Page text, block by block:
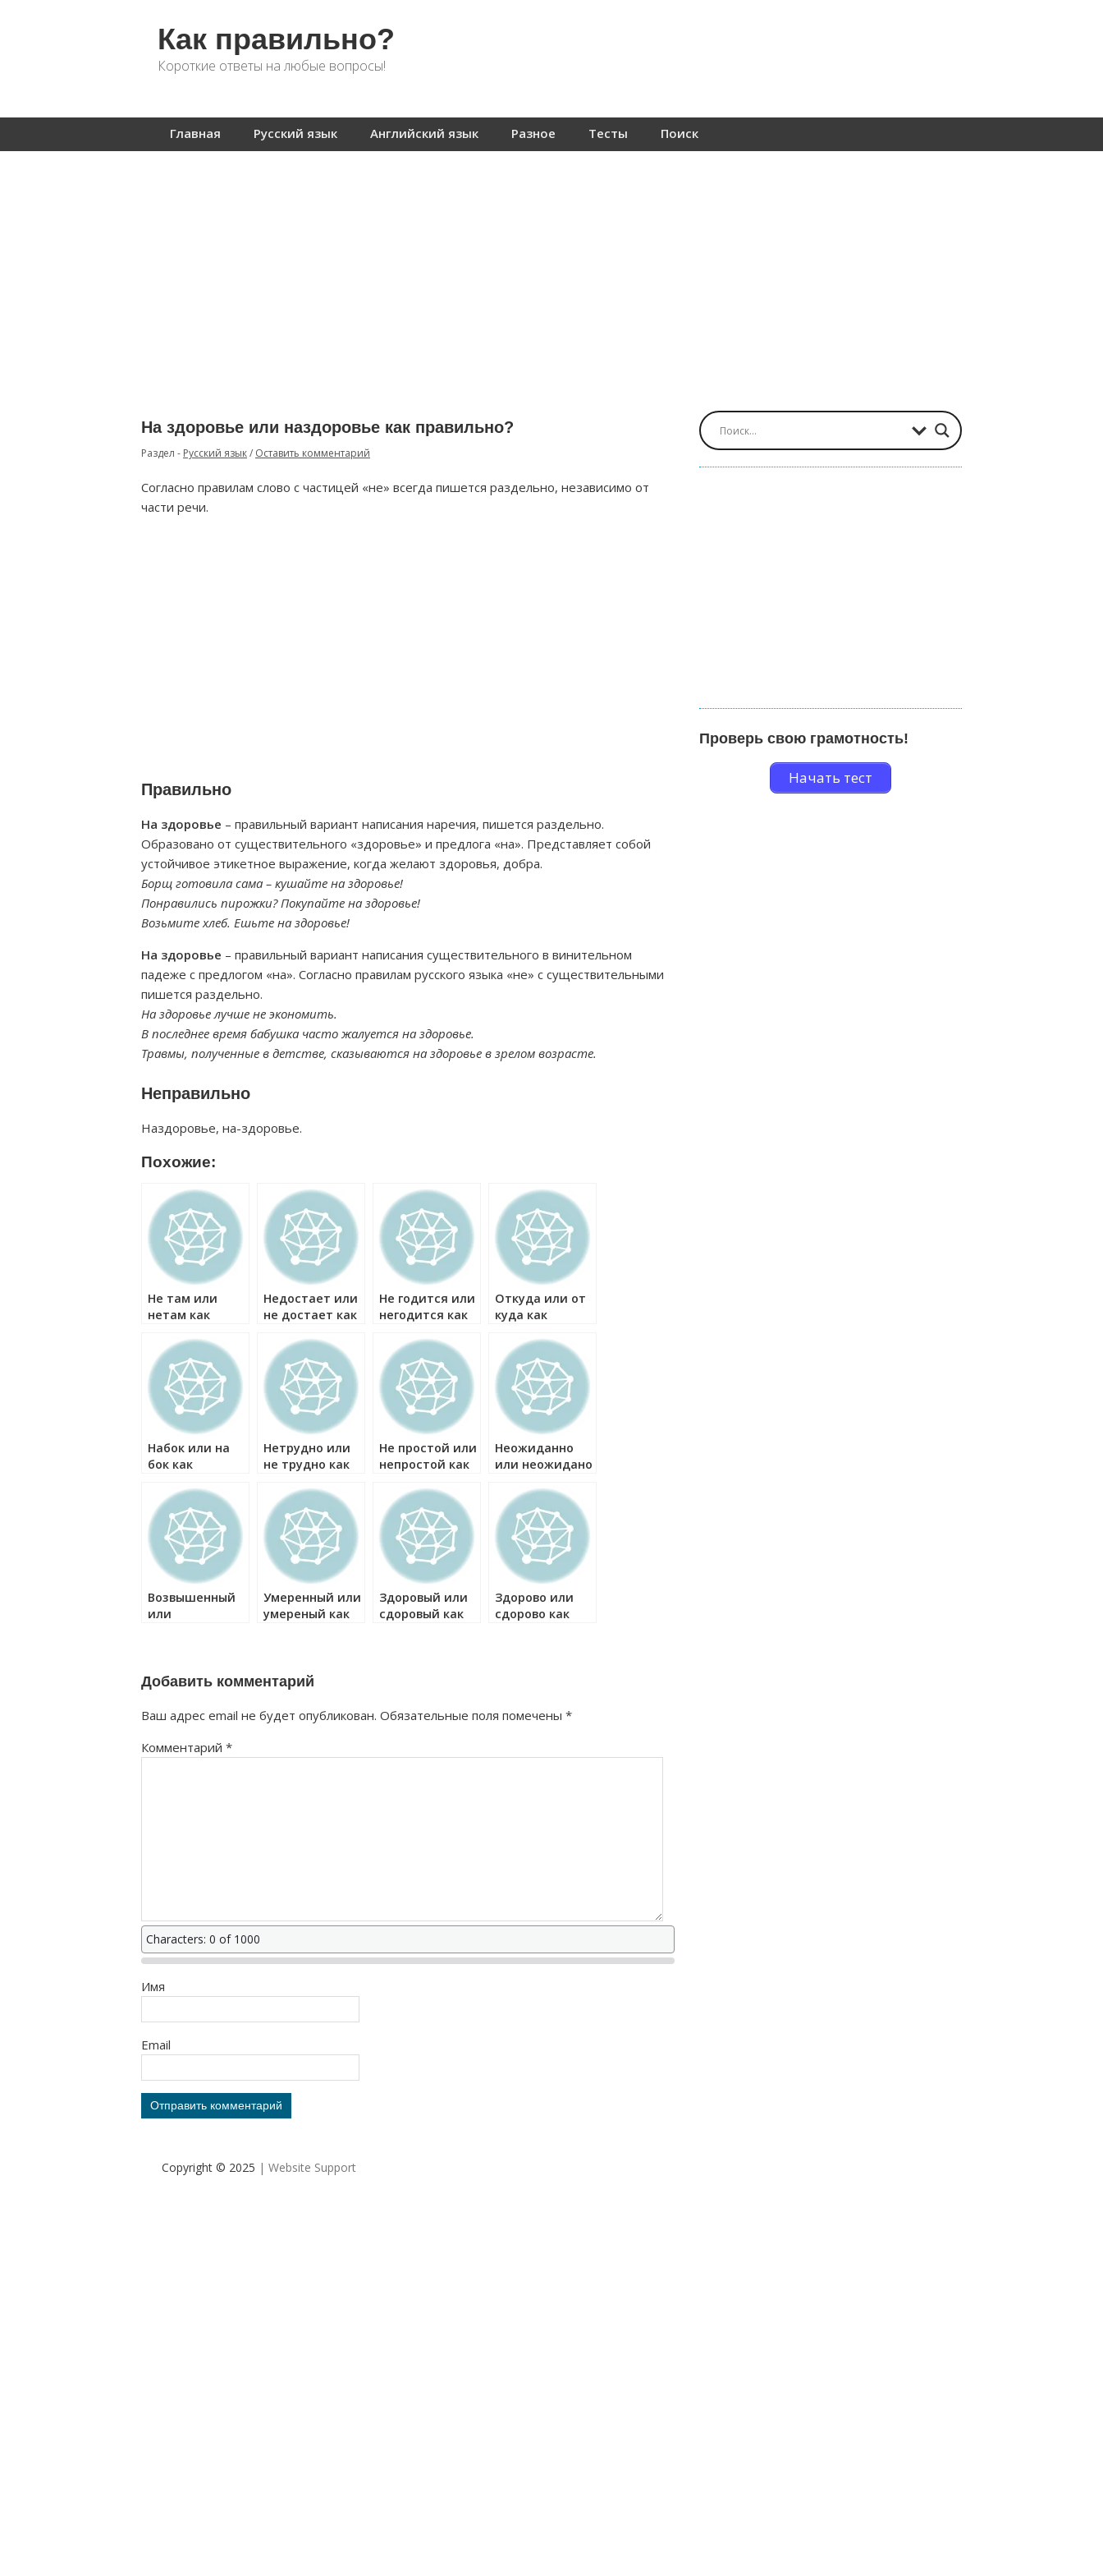
Как правильно?
Короткие ответы на любые вопросы!
Главная Русский язык Английский язык Разное Тесты Поиск
На здоровье или наздоровье как правильно?
Раздел - Русский язык/ Оставить комментарий
Согласно правилам слово с частицей «не» всегда пишется раздельно, независимо от
части речи.
Правильно
На здоровье – правильный вариант написания наречия, пишется раздельно.
Образовано от существительного «здоровье» и предлога «на». Представляет собой
устойчивое этикетное выражение, когда желают здоровья, добра.
Борщ готовила сама – кушайте на здоровье!
Понравились пирожки? Покупайте на здоровье!
Возьмите хлеб. Ешьте на здоровье!
На здоровье – правильный вариант написания существительного в винительном
падеже с предлогом «на». Согласно правилам русского языка «не» с существительными
пишется раздельно.
На здоровье лучше не экономить.
В последнее время бабушка часто жалуется на здоровье.
Травмы, полученные в детстве, сказываются на здоровье в зрелом возрасте.
Неправильно
Наздоровье, на-здоровье.
Похожие:
Не там или
нетам как
Недостает или
не достает как
Не годится или
негодится как
Откуда или от
куда как
Набок или на
бок как
Нетрудно или
не трудно как
Не простой или
непростой как
Неожиданно
или неожидано
Возвышенный
или
Умеренный или
умереный как
Здоровый или
сдоровый как
Здорово или
сдорово как
Добавить комментарий
Ваш адрес email не будет опубликован. Обязательные поля помечены *
Комментарий *
Characters: 0 of 1000
Имя
Email
Проверь свою грамотность!
Начать тест
Copyright © 2025 | Website Support